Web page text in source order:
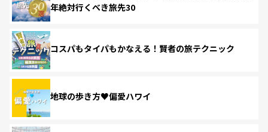
年絶対行くべき旅先30
コスパもタイパもかなえる！賢者の旅テクニック
地球の歩き方♥偏愛ハワイ